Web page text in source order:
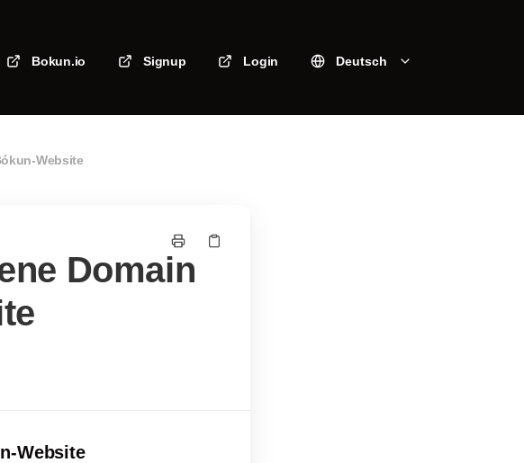
Bokun.io Signup Login Deutsch
Website
Domain
Website